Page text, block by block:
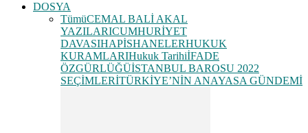
DOSYA
TümüCEMAL BALİ AKAL
YAZILARICUMHURİYET
DAVASIHAPİSHANELERHUKUK
KURAMLARIHukuk TarihiİFADE
ÖZGÜRLÜĞÜİSTANBUL BAROSU 2022
SEÇİMLERİTÜRKİYE’NİN ANAYASA GÜNDEMİ